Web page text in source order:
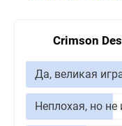
Crimson
Да, великая
Неплохая, но не